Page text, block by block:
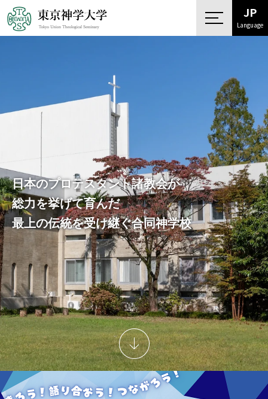
JP
Language
日本のプロテスタント諸教会が
総力を挙げて育んだ
最上の伝統を受け継ぐ合同神学校